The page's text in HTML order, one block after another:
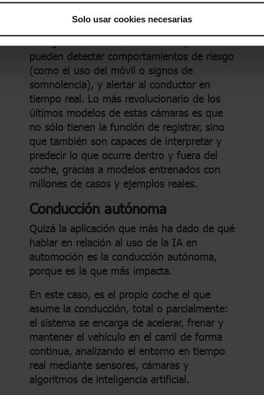
Solo usar cookies necesarias
La IA también está presente en
pueden detectar comportamientos de riesgo
(como el uso del móvil o signos de
somnolencia), y alertar al conductor en
tiempo real. Lo más revolucionario de los
últimos modelos de estas cámaras es que
no sólo tienen la función de registrar, sino
que también son capaces de interpretar y
predecir lo que ocurre dentro y fuera del
coche, gracias a modelos entrenados con
millones de casos y ejemplos reales.
Conducción autónoma
Quizá la aplicación que más ha dado de qué
hablar en relación al uso de la IA en
automoción es la conducción autónoma,
porque es la que más impacta.
En este caso, es el propio coche el que
asume la conducción, total o parcialmente:
el sistema se encarga de acelerar, frenar y
mantener el vehículo en el carril de forma
continua, analizando el entorno en tiempo
real mediante sensores, cámaras y
algoritmos de inteligencia artificial.